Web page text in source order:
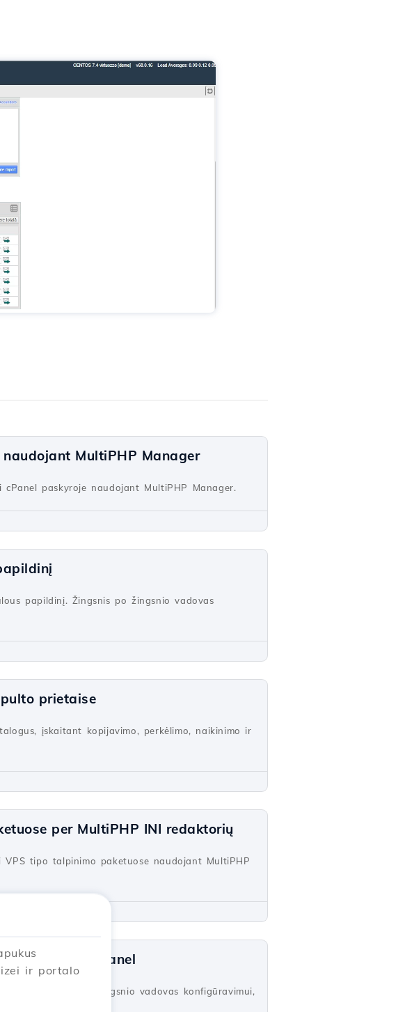
MultiPHP Manager
paskyroje naudojant MultiPHP Manager.
papildinį. Žingsnis po žingsnio vadovas
prietaise
įskaitant kopijavimo, perkėlimo, naikinimo ir
per MultiPHP INI redaktorių
tipo talpinimo paketuose naudojant MultiPHP
su cPanel
žingsnis po žingsnio vadovas konfigūravimui,
ir portalo